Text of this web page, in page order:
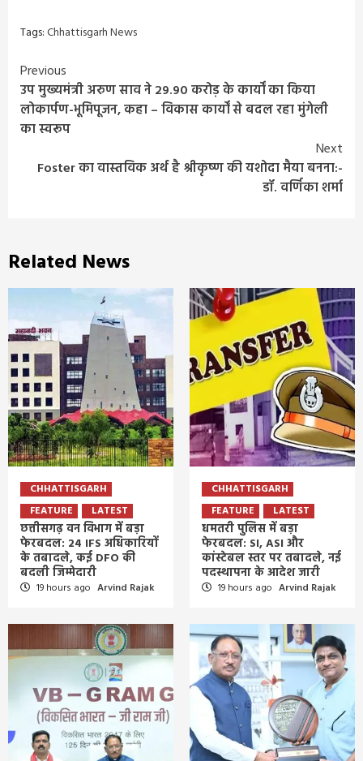
Tags:Chhattisgarh News
Continue
Reading
Previous
उप मुख्यमंत्री अरुण साव ने 29.90 करोड़ के कार्यों का किया
लोकार्पण-भूमिपूजन, कहा – विकास कार्यों से बदल रहा मुंगेली
का स्वरूप
Next
Foster का वास्तविक अर्थ है श्रीकृष्ण की यशोदा मैया बनना:-
डॉ. वर्णिका शर्मा
Related News
CHHATTISGARH
FEATURE
LATEST
छत्तीसगढ़ वन विभाग में बड़ा
फेरबदल: 24 IFS अधिकारियों
के तबादले, कई DFO की
बदली जिम्मेदारी
19 hours ago Arvind Rajak
CHHATTISGARH
FEATURE
LATEST
धमतरी पुलिस में बड़ा
फेरबदल: SI, ASI और
कांस्टेबल स्तर पर तबादले, नई
पदस्थापना के आदेश जारी
19 hours ago Arvind Rajak